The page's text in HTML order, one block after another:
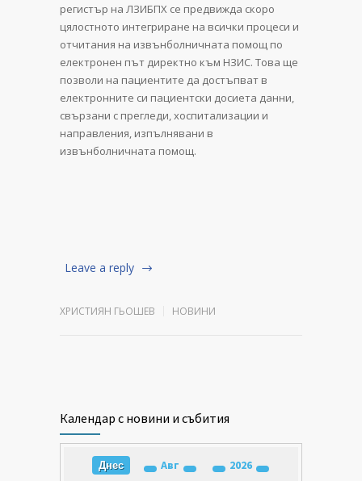
регистър на ЛЗИБПХ се предвижда скоро
цялостното интегриране на всички процеси и
отчитания на извънболничната помощ по
електронен път директно към НЗИС. Това ще
позволи на пациентите да достъпват в
електронните си пациентски досиета данни,
свързани с прегледи, хоспитализации и
направления, изпълнявани в
извънболничната помощ.
Leave a reply
ХРИСТИЯН ГЬОШЕВ НОВИНИ
Календар с новини и събития
Днес Авг 2026